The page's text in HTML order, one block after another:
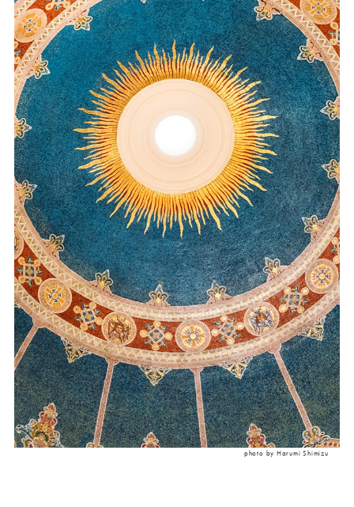
photo by Harumi Shimizu